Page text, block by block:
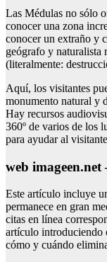
Las Médulas no sólo
conocer una zona
conocer un extraño y
geógrafo y naturalista
(literalmente:
Aquí, los visitantes
monumento natural y
Hay recursos
360º de varios de los
para ayudar al
web imageen.net
Este artículo incluye
permanece en gran
citas en línea
artículo introduciendo
cómo y cuándo